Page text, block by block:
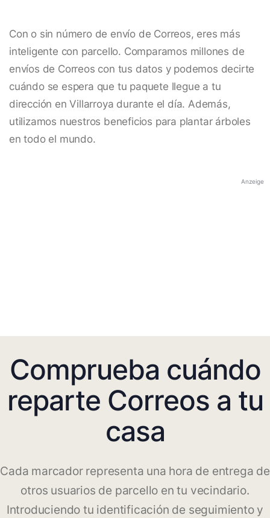
Con o sin número de envío de Correos, eres más
inteligente con parcello. Comparamos millones de
envíos de Correos con tus datos y podemos decirte
cuándo se espera que tu paquete llegue a tu
dirección en Villarroya durante el día. Además,
utilizamos nuestros beneficios para plantar árboles
en todo el mundo.
Anzeige
Comprueba cuándo
reparte Correos a tu
casa
Cada marcador representa una hora de entrega de
otros usuarios de parcello en tu vecindario.
Introduciendo tu identificación de seguimiento y